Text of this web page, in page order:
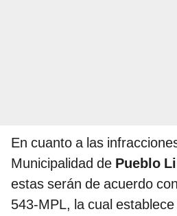
En cuanto a las
Municipalidad de Pueblo
estas serán de acuerdo
543-MPL, la cual